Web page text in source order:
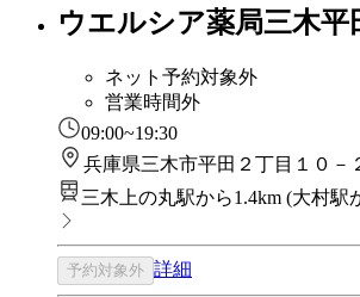
ウエルシア薬局三木平
ネット予約対象外
営業時間外
09:00~19:30
兵庫県三木市平田２丁目１０－
三木上の丸駅から1.4km (大村駅
予約対象外 詳細